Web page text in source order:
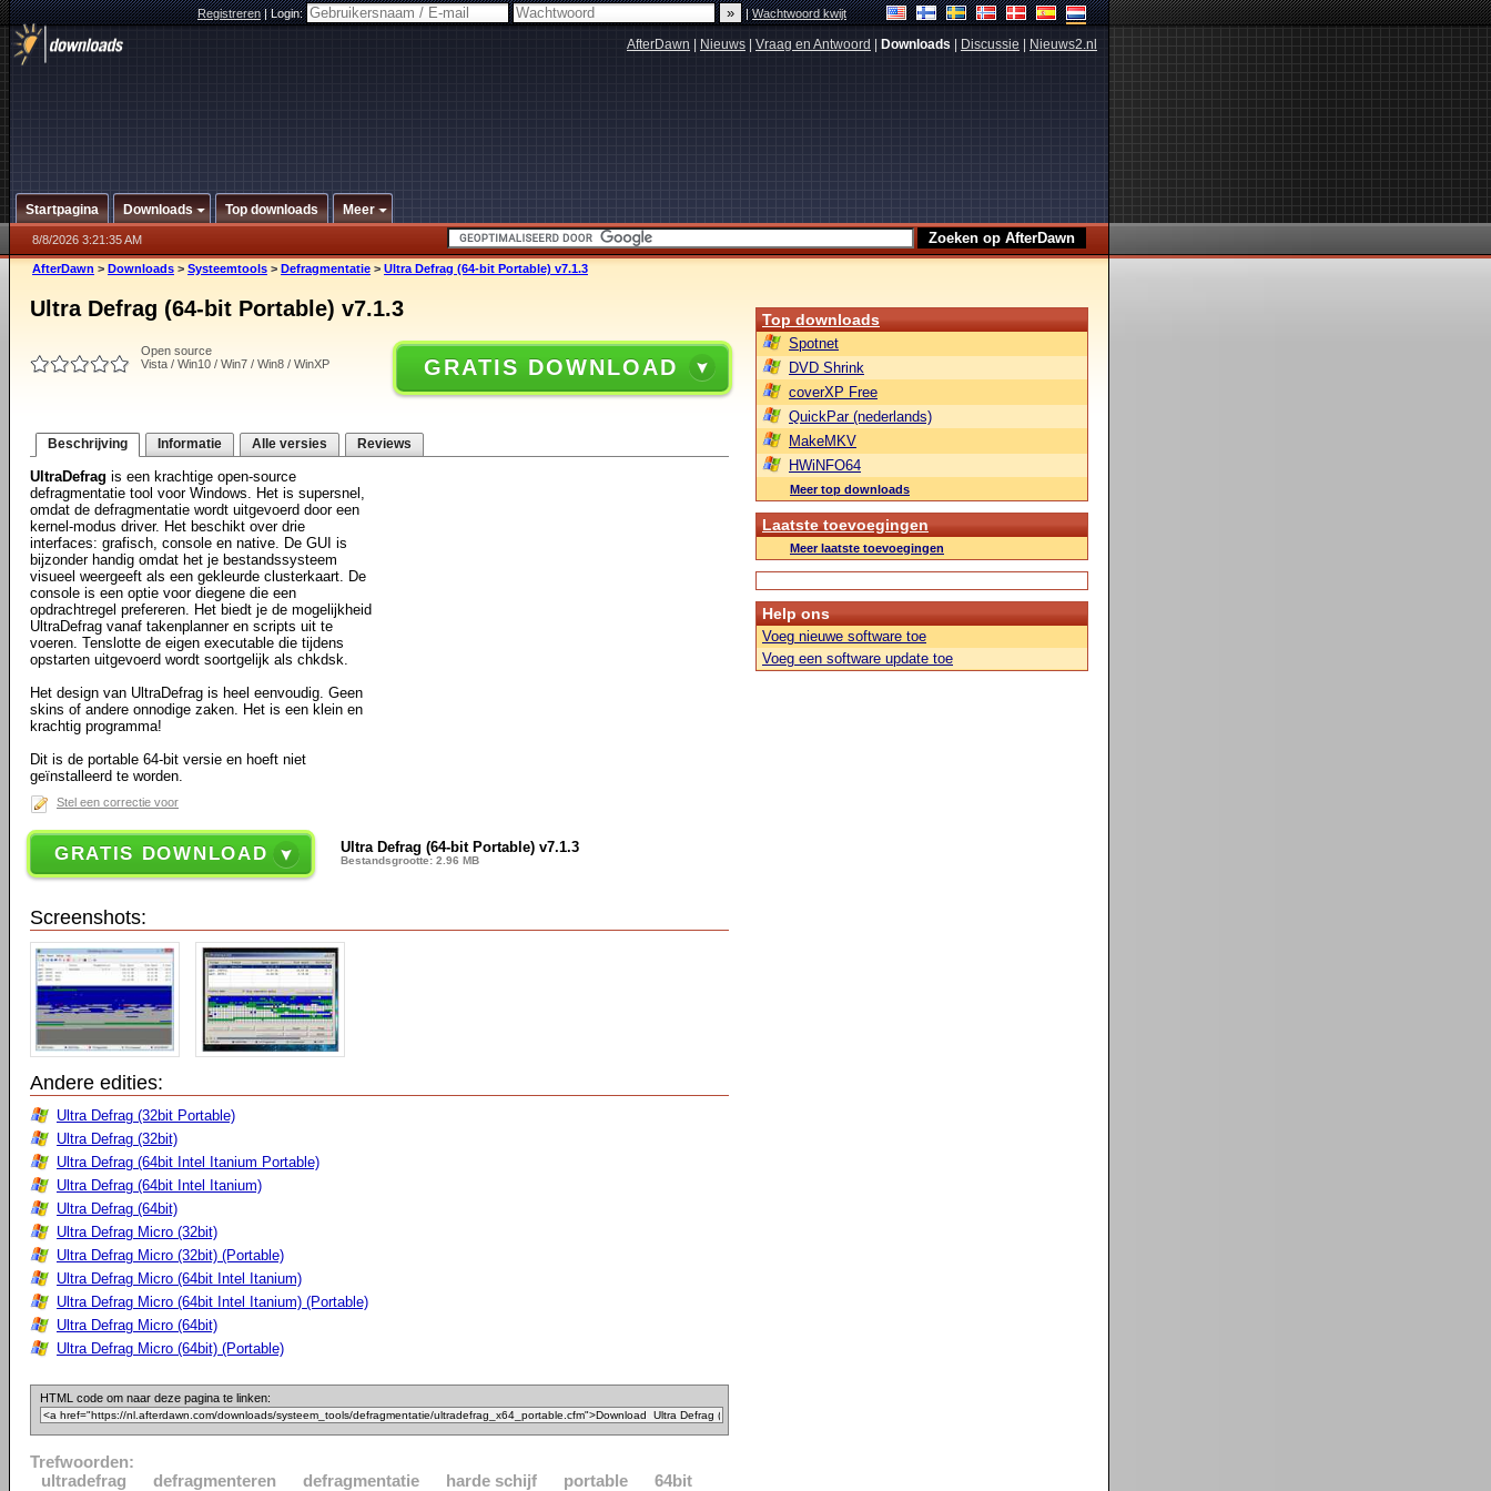
Registreren|Login: |Wachtwoord kwijt
AfterDawn Nieuws Vraag en Antwoord Downloads Discussie Nieuws2.nl
Startpagina Downloads Top downloads Meer
8/8/2026 3:21:35 AM
AfterDawn > Downloads > Systeemtools > Defragmentatie > Ultra Defrag (64-bit Portable) v7.1.3
Ultra Defrag (64-bit Portable) v7.1.3
Open source
Vista / Win10 / Win7 / Win8 / WinXP
GRATIS DOWNLOAD
Beschrijving Informatie Alle versies Reviews
UltraDefrag is een krachtige open-source
defragmentatie tool voor Windows. Het is supersnel,
omdat de defragmentatie wordt uitgevoerd door een
kernel-modus driver. Het beschikt over drie
interfaces: grafisch, console en native. De GUI is
bijzonder handig omdat het je bestandssysteem
visueel weergeeft als een gekleurde clusterkaart. De
console is een optie voor diegene die een
opdrachtregel prefereren. Het biedt je de mogelijkheid
UltraDefrag vanaf takenplanner en scripts uit te
voeren. Tenslotte de eigen executable die tijdens
opstarten uitgevoerd wordt soortgelijk als chkdsk.
Het design van UltraDefrag is heel eenvoudig. Geen
skins of andere onnodige zaken. Het is een klein en
krachtig programma!
Dit is de portable 64-bit versie en hoeft niet
geïnstalleerd te worden.
Stel een correctie voor
GRATIS DOWNLOAD Ultra Defrag (64-bit Portable) v7.1.3
Bestandsgrootte: 2.96 MB
Screenshots:
Andere edities:
Ultra Defrag (32bit Portable)
Ultra Defrag (32bit)
Ultra Defrag (64bit Intel Itanium Portable)
Ultra Defrag (64bit Intel Itanium)
Ultra Defrag (64bit)
Ultra Defrag Micro (32bit)
Ultra Defrag Micro (32bit) (Portable)
Ultra Defrag Micro (64bit Intel Itanium)
Ultra Defrag Micro (64bit Intel Itanium) (Portable)
Ultra Defrag Micro (64bit)
Ultra Defrag Micro (64bit) (Portable)
HTML code om naar deze pagina te linken:
Trefwoorden:
ultradefrag
defragmenteren defragmentatie harde schijf portable 64bit
Top downloads
Spotnet
DVD Shrink
coverXP Free
QuickPar (nederlands)
MakeMKV
HWiNFO64
Meer top downloads
Laatste toevoegingen
Meer laatste toevoegingen
Help ons
Voeg nieuwe software toe
Voeg een software update toe